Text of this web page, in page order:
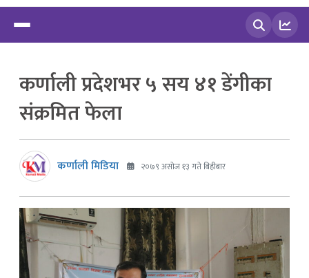
कर्णाली प्रदेशभर ५ सय ४१ डेंगीका
संक्रमित फेला
कर्णाली मिडिया २०७९ असोज १३ गते बिहीबार